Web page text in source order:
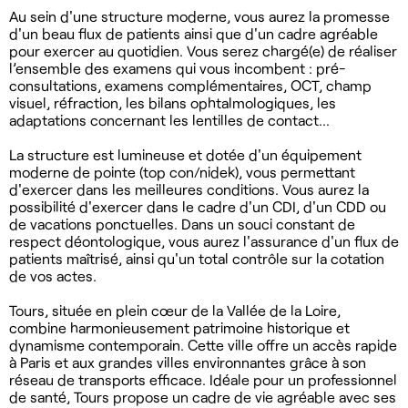
Au sein d'une structure moderne, vous aurez la promesse
d'un beau flux de patients ainsi que d'un cadre agréable
pour exercer au quotidien. Vous serez chargé(e) de réaliser
l’ensemble des examens qui vous incombent : pré-
consultations, examens complémentaires, OCT, champ
visuel, réfraction, les bilans ophtalmologiques, les
adaptations concernant les lentilles de contact…
La structure est lumineuse et dotée d'un équipement
moderne de pointe (top con/nidek), vous permettant
d'exercer dans les meilleures conditions. Vous aurez la
possibilité d'exercer dans le cadre d'un CDI, d'un CDD ou
de vacations ponctuelles. Dans un souci constant de
respect déontologique, vous aurez l'assurance d'un flux de
patients maîtrisé, ainsi qu'un total contrôle sur la cotation
de vos actes.
Tours, située en plein cœur de la Vallée de la Loire,
combine harmonieusement patrimoine historique et
dynamisme contemporain. Cette ville offre un accès rapide
à Paris et aux grandes villes environnantes grâce à son
réseau de transports efficace. Idéale pour un professionnel
de santé, Tours propose un cadre de vie agréable avec ses